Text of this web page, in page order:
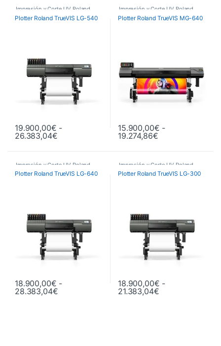
Impresión y Corte UV Roland
Plotter Roland TrueVIS LG-540
19.900,00€ -
26.383,04€Rango de precios: desde 19.900,00€ hasta
Este producto tiene múltiples variantes. Las opciones se
Impresión y Corte UV Roland
Plotter Roland TrueVIS MG-640
15.900,00€ -
19.274,86€Rango de
Este producto tiene múltiples
Impresión y Corte UV Roland
Plotter Roland TrueVIS LG-640
18.900,00€ -
28.383,04€Rango de precios: desde 18.900,00€ hasta
Este producto tiene múltiples variantes. Las opciones se
Impresión y Corte UV Roland
Plotter Roland TrueVIS LG-300
18.900,00€ -
21.383,04€Rango de
Este producto tiene múltiples